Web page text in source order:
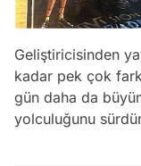
Geliştiricisinden
kadar pek çok
gün daha da
yolculuğunu